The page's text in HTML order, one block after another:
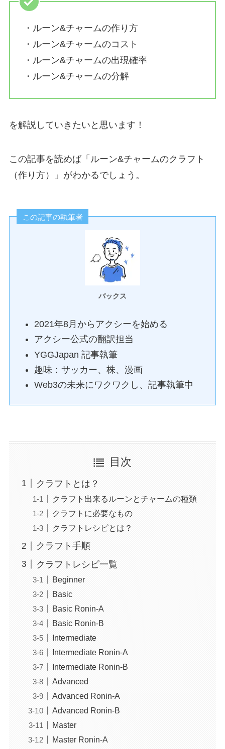
・ルーン&チャームの作り方
・ルーン&チャームのコスト
・ルーン&チャームの出現確率
・ルーン&チャームの分解
を解説していきたいと思います！
この記事を読めば「ルーン&チャームのクラフト
（作り方）」がわかるでしょう。
この記事の執筆者
バックス
2021年8月からアクシーを始める
アクシー公式の翻訳担当
YGGJapan 記事執筆
趣味：サッカー、株、漫画
Web3の未来にワクワクし、記事執筆中
目次
クラフトとは？
クラフト出来るルーンとチャームの種類
クラフトに必要なもの
クラフトレシピとは？
クラフト手順
クラフトレシピ一覧
Beginner
Basic
Basic Ronin-A
Basic Ronin-B
Intermediate
Intermediate Ronin-A
Intermediate Ronin-B
Advanced
Advanced Ronin-A
Advanced Ronin-B
Master
Master Ronin-A